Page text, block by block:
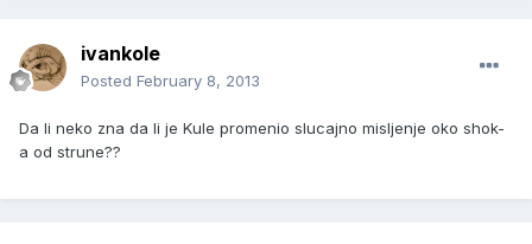
ivankole
Posted February 8, 2013
Da li neko zna da li je Kule promenio slucajno misljenje oko shok-
a od strune??